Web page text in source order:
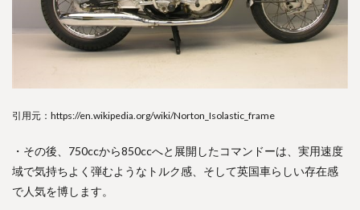
引用元：https://en.wikipedia.org/wiki/Norton_Isolastic_frame
・その後、750ccから850ccへと展開したコマンドーは、実用速度
域で気持ちよく弾むようなトルク感、そして英国車らしい存在感
で人気を博します。